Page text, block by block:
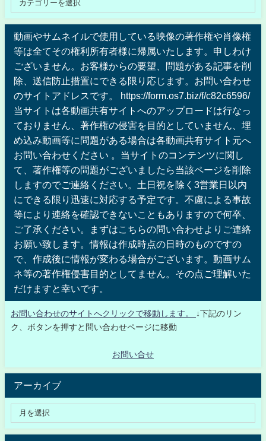
動画やサムネイルで使用している映像の著作権や肖像権
等は全てその権利所有者様に帰属いたします。申しわけ
ございません。お客様からの要望、問題がある記事を削
除、送信防止措置にできる限り応じます。お問い合わせ
のサイトアドレスです。 https://form.os7.biz/f/c82c6596/
当サイトは各動画共有サイトへのアップロードは行なっ
ておりません、著作権の侵害を目的としていません、埋
め込み動画等に問題がある場合は各動画共有サイト元へ
お問い合わせください 。当サイトのコンテンツに関し
て、著作権等の問題がございましたら当該ページを削除
しますのでご連絡ください。土日祝を除く3営業日以内
にできる限り迅速に対応する予定です。不慮による事故
等により連絡を確認できないこともありますので何卒、
ご了承ください。まずはこちらの問い合わせよりご連絡
お願い致します。情報は作成時点の日時のものですの
で、作成後に情報が変わる場合がございます。動画サム
ネ等の著作権侵害目的としてません。その点ご理解いた
だけますと幸いです。
お問い合わせのサイトへクリックで移動します。
↓下記のリン
ク、ボタンを押すと問い合わせページに移動
お問い合せ
アーカイブ